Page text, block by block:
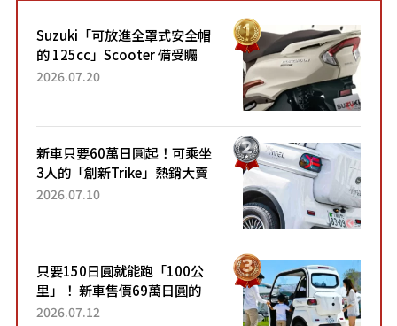
Suzuki「可放進全罩式安全帽
的 125cc」Scooter 備受矚
目！採用全新流線設計與各項
2026.07.20
新車只要60萬日圓起！可乘坐
3人的「創新Trike」熱銷大賣
成為人氣車款！「養車成本真
2026.07.10
只要150日圓就能跑「100公
里」！ 新車售價69萬日圓的
「3人座」Trike大受歡迎！ 順
2026.07.12